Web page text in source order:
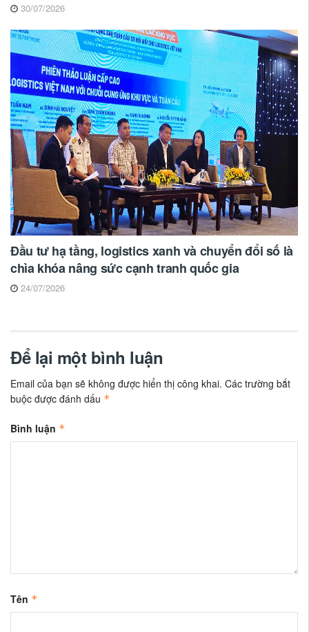
30/07/2026
Đầu tư hạ tầng, logistics xanh và chuyển đổi số là
chìa khóa nâng sức cạnh tranh quốc gia
24/07/2026
Để lại một bình luận
Email của bạn sẽ không được hiển thị công khai. Các trường bắt
buộc được đánh dấu *
Bình luận *
Tên *